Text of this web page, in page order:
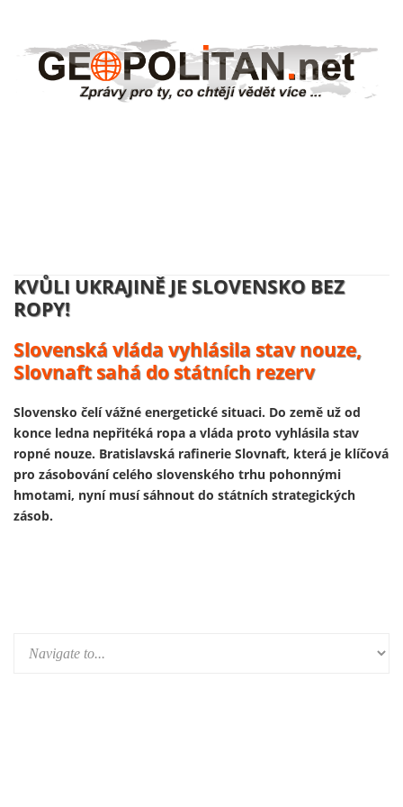
NĚMECKO ZAHAJUJE VÝROBU
UKRAJINSKÝCH DRONŮ:
Volodymyr Zelenskyj se usmívá, účty
platí daňový poplatníci
Ukrajinský prezident Volodymyr Zelenskyj 13. února
představil první útočný dron vyrobený v Německu v rámci
nově založeného německo-ukrajinského společného
podniku. Výroba je součástí širší expanze ukrajinského
zbrojního průmyslu do Evropy a je financována především z
prostředků německého obranného rozpočtu a evropských